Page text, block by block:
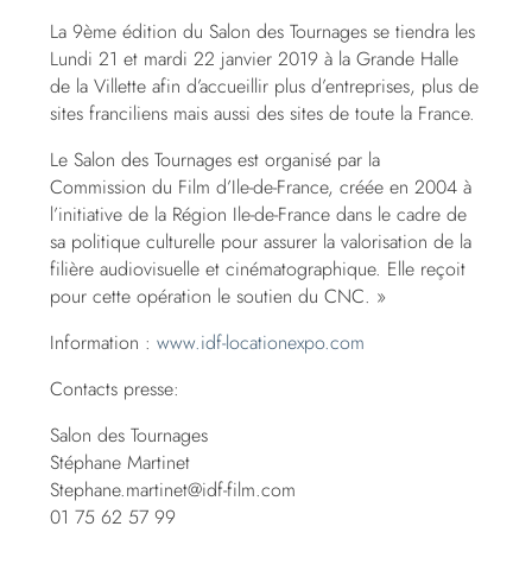
La 9ème édition du Salon des Tournages se tiendra les
Lundi 21 et mardi 22 janvier 2019 à la Grande Halle
de la Villette afin d’accueillir plus d’entreprises, plus de
sites franciliens mais aussi des sites de toute la France.
Le Salon des Tournages est organisé par la
Commission du Film d’Ile-de-France, créée en 2004 à
l’initiative de la Région Ile-de-France dans le cadre de
sa politique culturelle pour assurer la valorisation de la
filière audiovisuelle et cinématographique. Elle reçoit
pour cette opération le soutien du CNC. »
Information :www.idf-locationexpo.com
Contacts presse:
Salon des Tournages
Stéphane Martinet
Stephane.martinet@idf-film.com
01 75 62 57 99